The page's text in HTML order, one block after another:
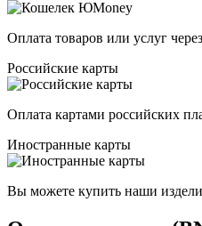
Оплата товаров или услуг
Российские карты
Оплата картами российских
Иностранные карты
Вы можете купить наши